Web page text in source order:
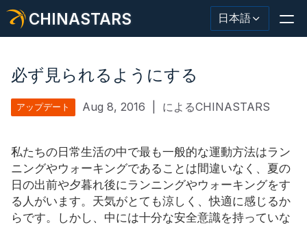
CHINASTARS 日本語
反射材・テープ
ファッション反射生地
安全服
暗闇で光る素材
必ず見られるようにする
アップデート Aug 8, 2016 によるCHINASTARS
私たちの日常生活の中で最も一般的な運動方法はラン
ニングやウォーキングであることは間違いなく、夏の
日の出前や夕暮れ後にランニングやウォーキングをす
る人がいます。天気がとても涼しく、快適に感じるか
らです。しかし、中には十分な安全意識を持っていな